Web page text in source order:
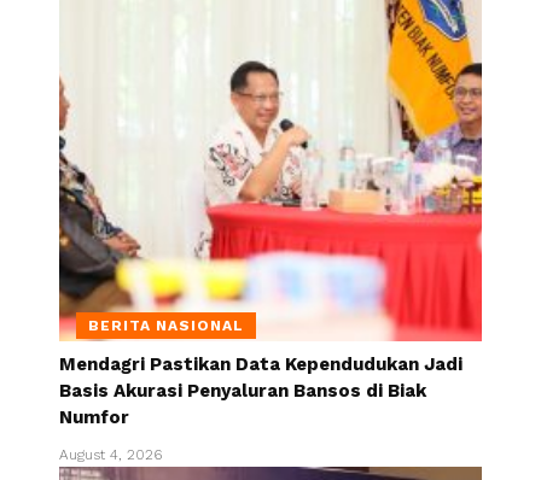
BERITA NASIONAL
Mendagri Pastikan Data Kependudukan Jadi
Basis Akurasi Penyaluran Bansos di Biak
Numfor
August 4, 2026